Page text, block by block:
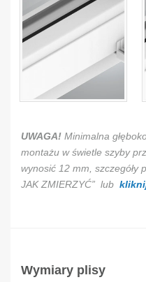
UWAGA! Minimalna
montażu w świetle szyby
wynosić 12 mm, szczegóły
JAK ZMIERZYĆ” lub
Wymiary plisy